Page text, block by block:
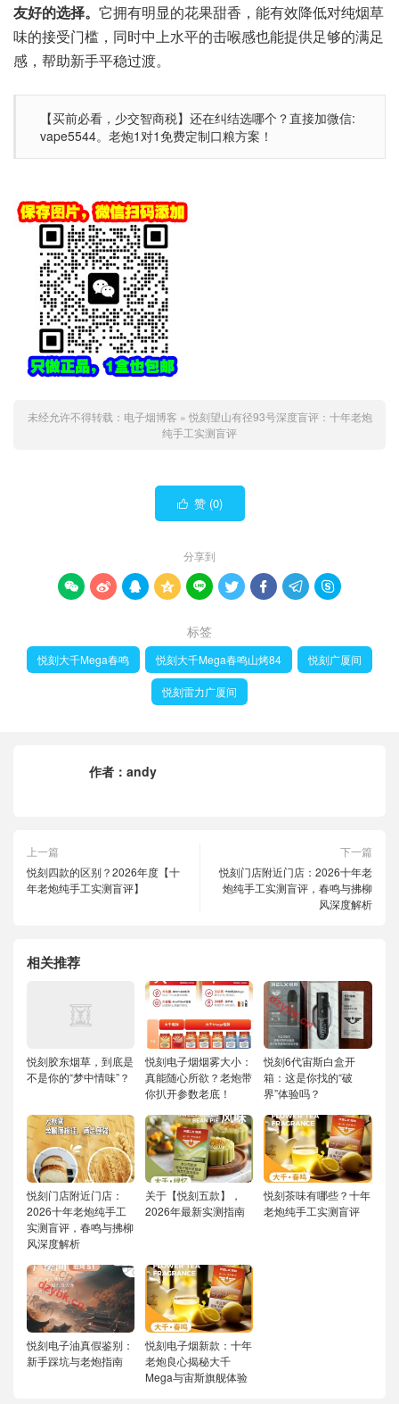
友好的选择。 它拥有明显的花果甜香，能有效降低对纯烟草
味的接受门槛，同时中上水平的击喉感也能提供足够的满足
感，帮助新手平稳过渡。
【买前必看，少交智商税】还在纠结选哪个？直接加微信:
vape5544。老炮1对1免费定制口粮方案！
未经允许不得转载： 电子烟博客 » 悦刻望山有径93号深度盲评：十年老炮
纯手工实测盲评
 赞 (0)
分享到
        
标签
悦刻大千Mega春鸣 悦刻大千Mega春鸣山烤84 悦刻广厦间
悦刻雷力广厦间
作者： andy
上一篇
悦刻四款的区别？2026年度【十
年老炮纯手工实测盲评】
下一篇
悦刻门店附近门店：2026十年老
炮纯手工实测盲评，春鸣与拂柳
风深度解析
相关推荐
悦刻胶东烟草，到底是
不是你的“梦中情味”？
悦刻电子烟烟雾大小：
真能随心所欲？老炮带
你扒开参数老底！
悦刻6代宙斯白盒开
箱：这是你找的“破
界”体验吗？
悦刻门店附近门店：
2026十年老炮纯手工
实测盲评，春鸣与拂柳
风深度解析
关于【悦刻五款】，
2026年最新实测指南
悦刻茶味有哪些？十年
老炮纯手工实测盲评
悦刻电子油真假鉴别：
新手踩坑与老炮指南
悦刻电子烟新款：十年
老炮良心揭秘大千
Mega与宙斯旗舰体验